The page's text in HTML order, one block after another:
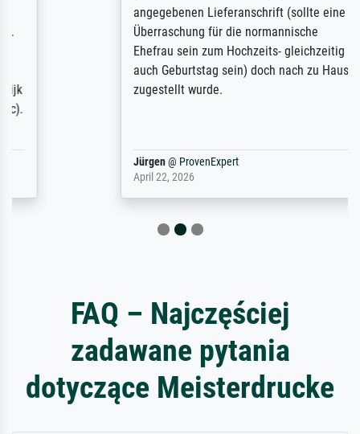
angegebenen Lieferanschrift (sollte eine
Überraschung für die normannische
Ehefrau sein zum Hochzeits- gleichzeitig
auch Geburtstag sein) doch nach zu Hause
zugestellt wurde.
ProvenExpert
FAQ – Najczęściej
zadawane pytania
dotyczące Meisterdrucke